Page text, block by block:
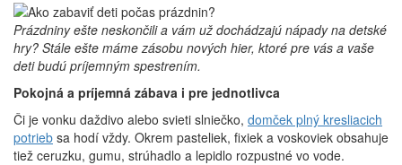
Prázdniny ešte neskončili a vám už dochádzajú nápady na detské
hry? Stále ešte máme zásobu nových hier, ktoré pre vás a vaše
deti budú príjemným spestrením.
Pokojná a príjemná zábava i pre jednotlivca
Či je vonku daždivo alebo svieti slniečko, domček plný kresliacich
potrieb sa hodí vždy. Okrem pasteliek, fixiek a voskoviek obsahuje
tiež ceruzku, gumu, strúhadlo a lepidlo rozpustné vo vode.